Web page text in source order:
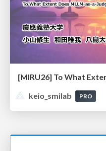
keio_smilab
PRO